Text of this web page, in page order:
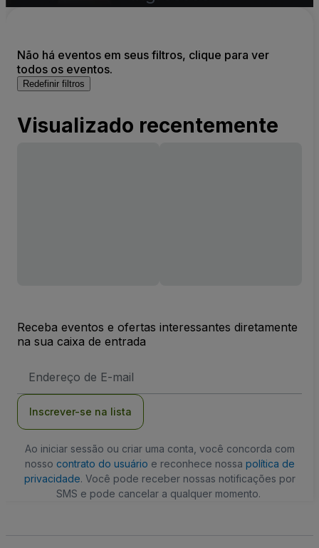
Não há eventos em seus filtros, clique para ver
todos os eventos.
Redefinir filtros
Visualizado recentemente
Receba eventos e ofertas interessantes diretamente
na sua caixa de entrada
de
Inscrever-se na lista
Ao iniciar sessão ou criar uma conta, você concorda com
nosso contrato do usuário e reconhece nossa política de
privacidade. Você pode receber nossas notificações por
SMS e pode cancelar a qualquer momento.